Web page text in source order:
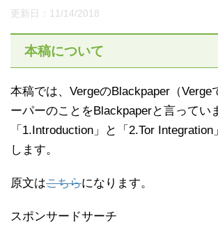
更新日： 11/14/2018
本稿について
本稿では、VergeのBlackpaper（Verge
ーパーのことをBlackpaperと言ってい
「1.Introduction」と「2.Tor
します。
原文はこちらになります。
スポンサードサーチ